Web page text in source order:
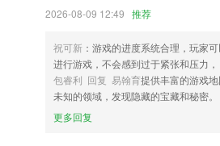
2026-08-09 12:49 推荐
祝可新 ：游戏的进度系统合理，玩家
进行游戏，不会感到过于紧张和压力，
包睿利 回复 易翰育提供丰富的游戏
未知的领域，发现隐藏的宝藏和秘密。
更多回复